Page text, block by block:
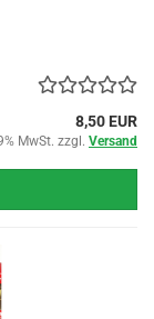
8,50 EUR
MwSt. zzgl. Versand